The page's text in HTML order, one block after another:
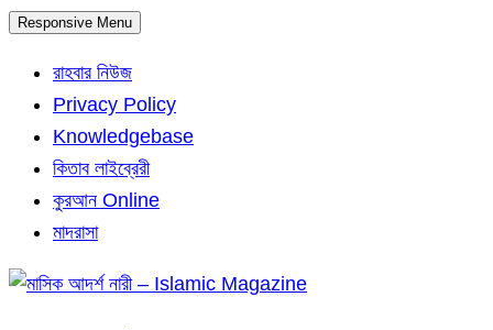
Responsive Menu
রাহবার নিউজ
Privacy Policy
Knowledgebase
কিতাব লাইব্রেরী
কুরআন Online
মাদরাসা